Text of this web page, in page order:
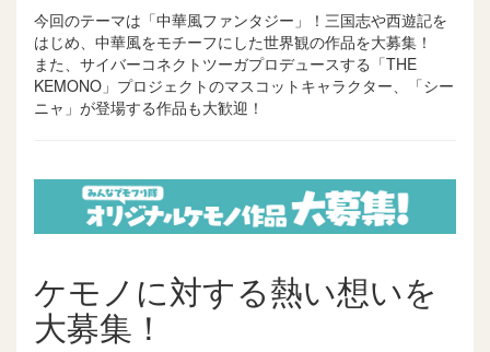
今回のテーマは「中華風ファンタジー」！三国志や西遊記を
はじめ、中華風をモチーフにした世界観の作品を大募集！
また、サイバーコネクトツーガプロデュースする「THE
KEMONO」プロジェクトのマスコットキャラクター、「シー
ニャ」が登場する作品も大歓迎！
ケモノに対する熱い想いを
大募集！